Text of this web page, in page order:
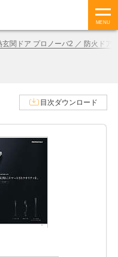
MENU
玄関ドア プロノーバ2 ／ 防火ドア
目次ダウンロード